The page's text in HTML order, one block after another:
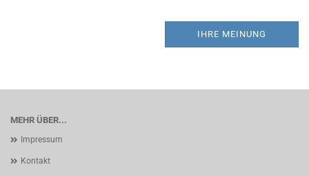
IHRE MEINUNG
MEHR ÜBER...
Impressum
Kontakt